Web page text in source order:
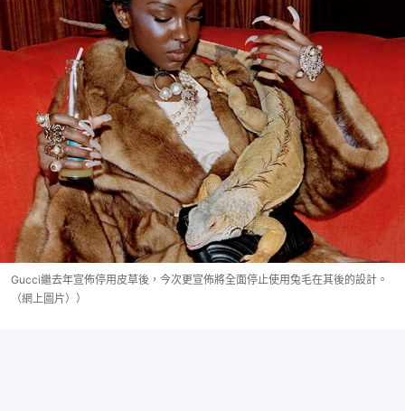
Gucci繼去年宣佈停用皮草後，今次更宣佈將全面停止使用兔毛在其後的設計。
（網上圖片））